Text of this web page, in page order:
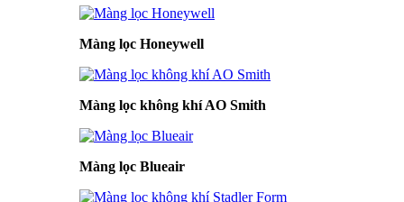
Màng lọc Honeywell
Màng lọc không khí AO Smith
Màng lọc Blueair